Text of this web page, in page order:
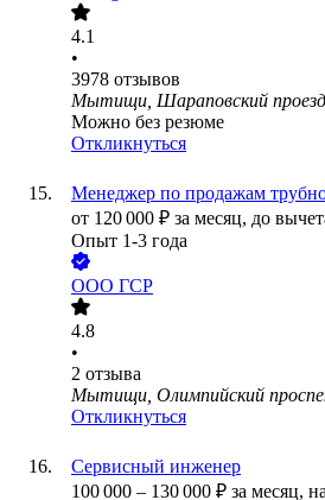
4.1
•
3978 отзывов
Мытищи, Шараповский
Можно без резюме
Откликнуться
Менеджер по продажам
от 120 000 ₽ за месяц, до
Опыт 1-3 года
ООО ГСР
4.8
•
2 отзыва
Мытищи, Олимпийский
Откликнуться
Сервисный инженер
100 000 – 130 000 ₽ за месяц,